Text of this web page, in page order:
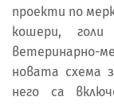
проекти по
кошери,
ветеринарно-
новата схема
него са